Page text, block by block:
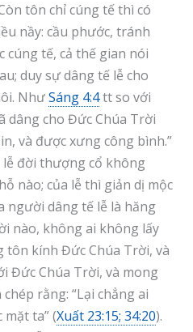
tôn chỉ cúng tế thì có
nầy: cầu phước, tránh
cúng tế, cả thế gian nói
duy sự dâng tế lễ cho
NhưSáng 4:4tt so với
dâng cho Đức Chúa Trời
và được xưng công bình.”
lễ đời thượng cổ không
nào; của lễ thì giản dị mộc
người dâng tế lễ là hăng
nào, không ai không lấy
tôn kính Đức Chúa Trời, và
Đức Chúa Trời, và mong
rằng: “Lại chẳng ai
ta” (Xuất 23:15; 34:20).